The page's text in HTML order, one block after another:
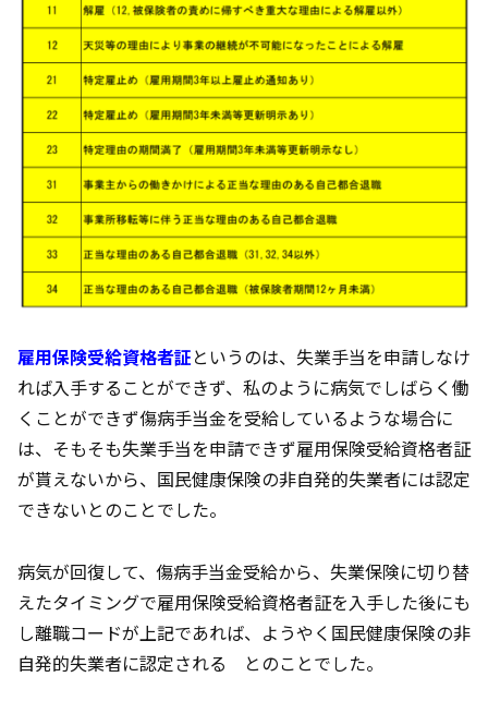
雇用保険受給資格者証というのは、失業手当を申請しなけ
れば入手することができず、私のように病気でしばらく働
くことができず傷病手当金を受給しているような場合に
は、そもそも失業手当を申請できず雇用保険受給資格者証
が貰えないから、国民健康保険の非自発的失業者には認定
できないとのことでした。
病気が回復して、傷病手当金受給から、失業保険に切り替
えたタイミングで雇用保険受給資格者証を入手した後にも
し離職コードが上記であれば、ようやく国民健康保険の非
自発的失業者に認定される とのことでした。